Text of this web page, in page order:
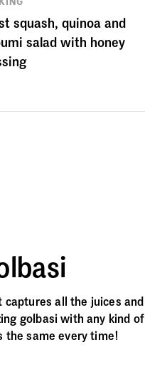
squash, quinoa and
salad with honey
captures all the juices and
golbasi with any kind of
the same every time!